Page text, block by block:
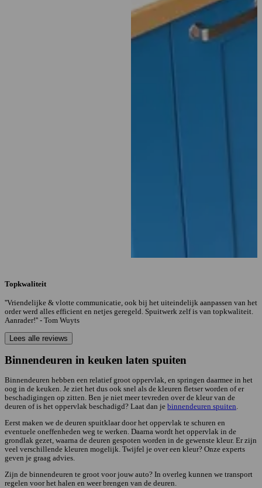
Topkwaliteit
''Vriendelijke & vlotte communicatie, ook bij het uiteindelijk aanpassen van het
order werd alles efficient en netjes geregeld. Spuitwerk zelf is van topkwaliteit.
Aanrader!'' - Tom Wuyts
Lees alle reviews
Binnendeuren in keuken laten spuiten
Binnendeuren hebben een relatief groot oppervlak, en springen daarmee in het
oog in de keuken. Je ziet het dus ook snel als de kleuren fletser worden of er
beschadigingen op zitten. Ben je niet meer tevreden over de kleur van de
deuren of is het oppervlak beschadigd? Laat dan je binnendeuren spuiten.
Eerst maken we de deuren spuitklaar door het oppervlak te schuren en
eventuele oneffenheden weg te werken. Daarna wordt het oppervlak in de
grondlak gezet, waarna de deuren gespoten worden in de gewenste kleur. Er zijn
veel verschillende kleuren mogelijk. Twijfel je over een kleur? Onze experts
geven je graag advies.
Zijn de binnendeuren te groot voor jouw auto? In overleg kunnen we transport
regelen voor het halen en weer brengen van de deuren.